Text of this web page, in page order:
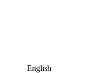
English